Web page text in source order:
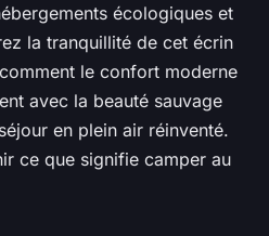
écologiques et
la tranquillité de cet écrin
le confort moderne
avec la beauté sauvage
en plein air réinventé.
ce que signifie camper au